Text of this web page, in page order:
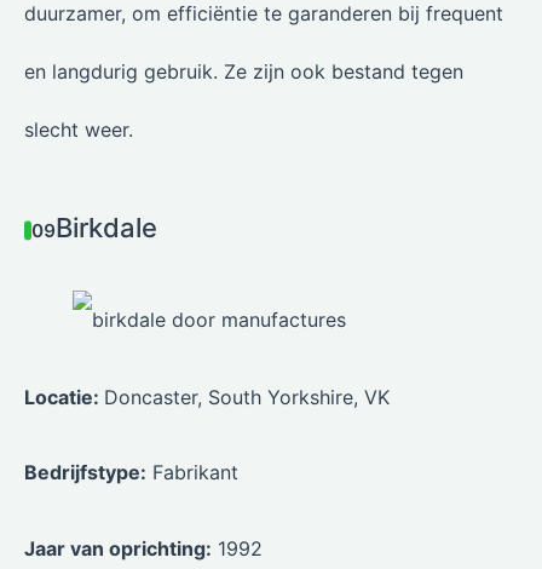
duurzamer, om efficiëntie te garanderen bij frequent
en langdurig gebruik. Ze zijn ook bestand tegen
slecht weer.
09Birkdale
Locatie: Doncaster, South Yorkshire, VK
Bedrijfstype: Fabrikant
Jaar van oprichting: 1992